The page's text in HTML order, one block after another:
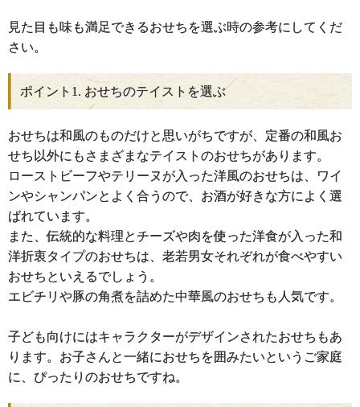
見た目も味も満足できるおせちを選ぶ時の参考にしてくだ
さい。
ポイント1. おせちのテイストを選ぶ
おせちは和風のものだけと思いがちですが、定番の和風お
せち以外にもさまざまなテイストのおせちがあります。
ローストビーフやテリーヌが入った洋風のおせちは、ワイ
ンやシャンパンとよく合うので、お酒が好きな方によく選
ばれています。
また、伝統的な料理とチーズや肉を使った洋食が入った和
洋折衷タイプのおせちは、老若男女それぞれが食べやすい
おせちといえるでしょう。
エビチリや豚の角煮を詰めた中華風のおせちも人気です。
子ども向けにはキャラクターがデザインされたおせちもあ
ります。お子さんと一緒におせちを囲みたいというご家庭
に、ぴったりのおせちですね。